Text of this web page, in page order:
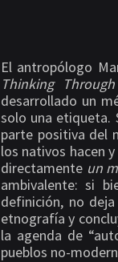
El antropólogo
Thinking
desarrollado un
solo una etiqueta.
parte positiva del
los nativos hacen
directamente un
ambivalente: si
definición, no
etnografía y
la agenda de
pueblos no-